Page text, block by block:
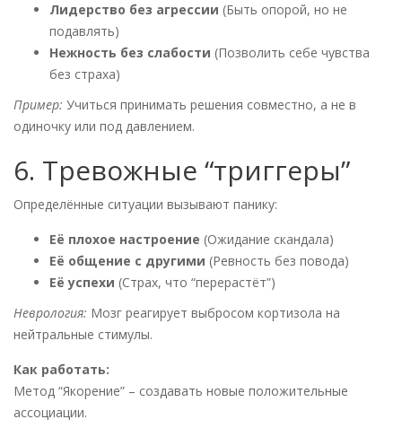
Лидерство без агрессии (Быть опорой, но не
подавлять)
Нежность без слабости (Позволить себе чувства
без страха)
Пример: Учиться принимать решения совместно, а не в
одиночку или под давлением.
6. Тревожные “триггеры”
Определённые ситуации вызывают панику:
Её плохое настроение (Ожидание скандала)
Её общение с другими (Ревность без повода)
Её успехи (Страх, что “перерастёт”)
Неврология: Мозг реагирует выбросом кортизола на
нейтральные стимулы.
Как работать:
Метод “Якорение” – создавать новые положительные
ассоциации.